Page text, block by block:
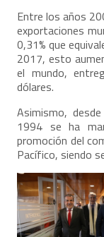
Entre los años
exportaciones
0,31% que
2017, esto
el mundo,
dólares.
Asimismo,
1994 se ha
promoción del
Pacífico, siendo